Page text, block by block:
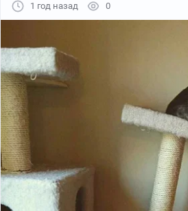
1 год назад 0